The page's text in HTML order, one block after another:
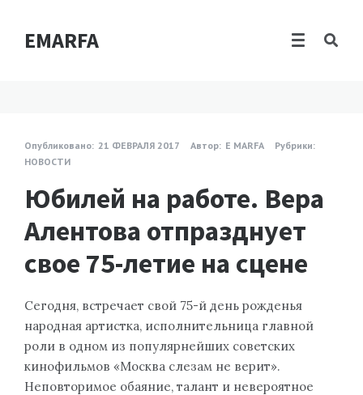
EMARFA
Опубликовано: 21 ФЕВРАЛЯ 2017 Автор: E MARFA
Рубрики:
НОВОСТИ
Юбилей на работе. Вера
Алентова отпразднует
свое 75-летие на сцене
Сегодня, встречает свой 75-й день рожденья
народная артистка, исполнительница главной
роли в одном из популярнейших советских
кинофильмов «Москва слезам не верит».
Неповторимое обаяние, талант и невероятное